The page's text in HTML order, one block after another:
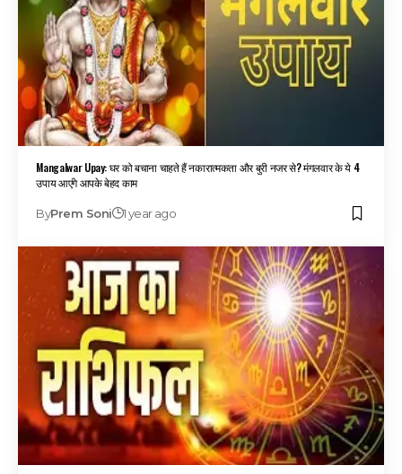
Mangalwar Upay: घर को बचाना चाहते हैं नकारात्मकता और बुरी नजर से? मंगलवार के ये 4
उपाय आएंगे आपके बेहद काम
ByPrem Soni 1 year ago